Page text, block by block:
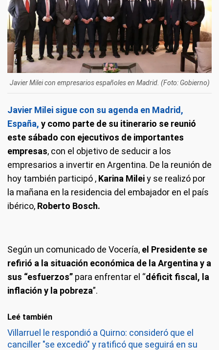
Javier Milei con empresarios españoles en Madrid. (Foto: Gobierno)
Javier Milei sigue con su agenda en Madrid,
España, y como parte de su itinerario se reunió
este sábado con ejecutivos de importantes
empresas, con el objetivo de seducir a los
empresarios a invertir en Argentina. De la reunión de
hoy también participó , Karina Mileiy se realizó por
la mañana en la residencia del embajador en el país
ibérico, Roberto Bosch.
Según un comunicado de Vocería, el Presidente se
refirió a la situación económica de la Argentina y a
sus “esfuerzos” para enfrentar el “déficit fiscal, la
inflación y la pobreza”.
Leé también
Villarruel le respondió a Quirno: consideró que el
canciller "se excedió" y ratificó que seguirá en su